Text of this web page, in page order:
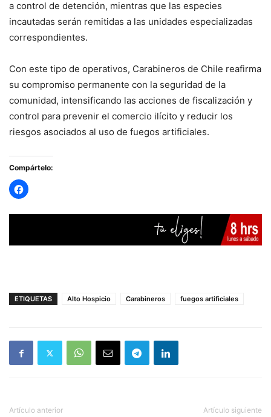
a control de detención, mientras que las especies
incautadas serán remitidas a las unidades especializadas
correspondientes.
Con este tipo de operativos, Carabineros de Chile reafirma
su compromiso permanente con la seguridad de la
comunidad, intensificando las acciones de fiscalización y
control para prevenir el comercio ilícito y reducir los
riesgos asociados al uso de fuegos artificiales.
Compártelo:
ETIQUETAS Alto Hospicio Carabineros fuegos artificiales
Artículo anterior Artículo siguiente